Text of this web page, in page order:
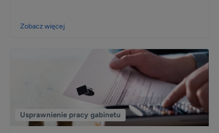
Zobacz więcej
Usprawnienie pracy gabinetu